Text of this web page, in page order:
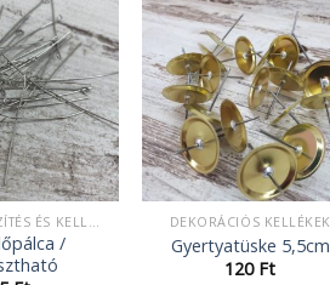
ÉKSZER KÉSZÍTÉS ÉS KELLÉKEK
/
DEKORÁCIÓS KELLÉKEK
Gyertyatüske 5,5cm
120 Ft